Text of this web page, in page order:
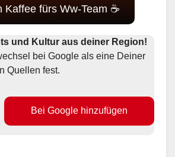
Kaffee fürs Ww-Team ☕
und Kultur aus deiner Region!
bei Google als eine Deiner
Quellen fest.
Bei Google hinzufügen